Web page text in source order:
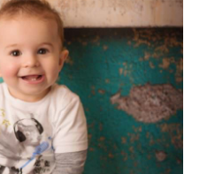
enfant famille
Castres, Revel